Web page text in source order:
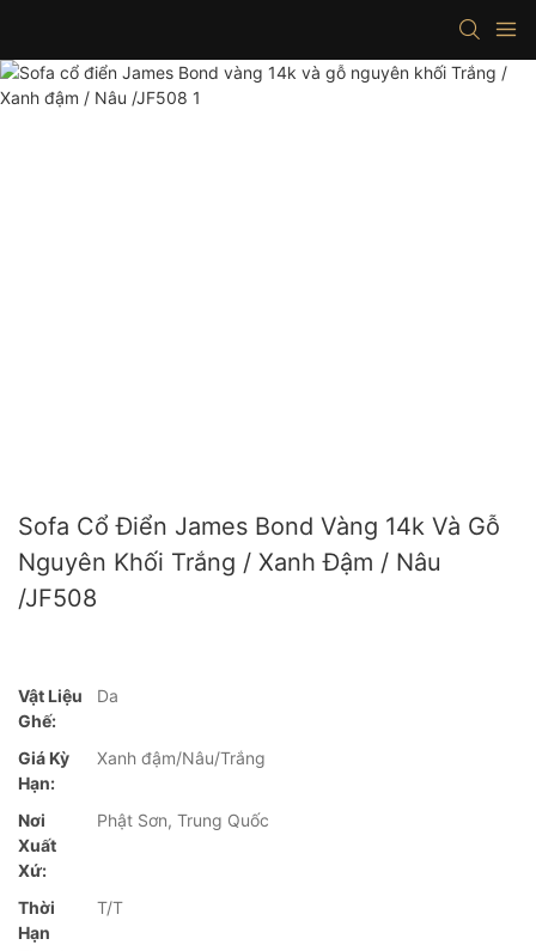
Sofa Cổ Điển James Bond Vàng 14k Và Gỗ
Nguyên Khối Trắng / Xanh Đậm / Nâu
/JF508
Vật Liệu
Ghế:
Da
Giá Kỳ
Hạn:
Xanh đậm/Nâu/Trắng
Nơi
Xuất
Xứ:
Phật Sơn, Trung Quốc
Thời
Hạn
T/T